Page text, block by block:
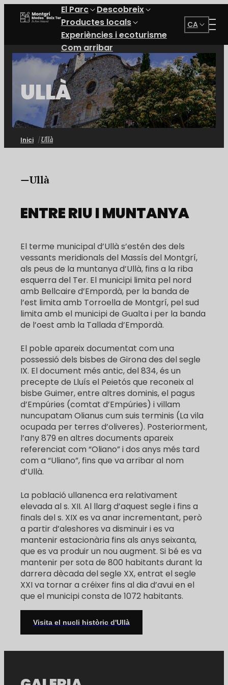
Parc Natural del Montgrí, les Illes Medes i el Baix Ter
El Parc
Descobreix
Productes locals
Experiències i ecoturisme
Com arribar
CA
Inici Ullà
ULLÀ
Ullà
ENTRE RIU I MUNTANYA
El terme municipal d’Ullà s’estén des dels
vessants meridionals del Massís del Montgrí,
als peus de la muntanya d’Ullà, fins a la riba
esquerra del Ter. El municipi limita pel nord
amb Bellcaire d’Empordà, per la banda de
l’est limita amb Torroella de Montgrí, pel sud
limita amb el municipi de Gualta i per la banda
de l’oest amb la Tallada d’Empordà.
El poble apareix documentat com una
possessió dels bisbes de Girona des del segle
IX. El document més antic, del 834, és un
precepte de Lluís el Peietós que reconeix al
bisbe Guimer, entre altres dominis, el pagus
d’Empúries (comtat d’Empúries) i villam
nuncupatam Olianus cum suis terminis (La vila
ocupada per terres d’oliveres). Posteriorment,
l’any 879 en altres documents apareix
referenciat com “Oliano” i dos anys més tard
com a “Uliano”, fins que va arribar al nom
d’Ullà.
La població ullanenca era relativament
elevada al s. XII. Al llarg d’aquest segle i fins a
finals del s. XIX es va anar incrementant, però
a partir d’aleshores va disminuir i es va
mantenir estacionària fins als anys seixanta,
que es va produir un nou augment. Si bé es va
mantenir per sota de 800 habitants durant la
darrera dècada del segle XX, entrat el segle
XXI va tornar a créixer fins al dia d’avui en el
que el municipi consta de 1072 habitants.
Visita el nucli històric d'Ullà